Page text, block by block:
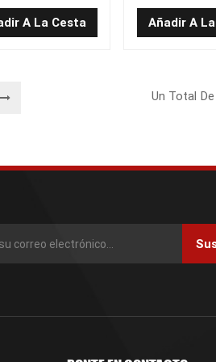
elevadora de
calidad T400C-9
A La Cesta
de alta
01.3.2
Añadir A
Un Total De